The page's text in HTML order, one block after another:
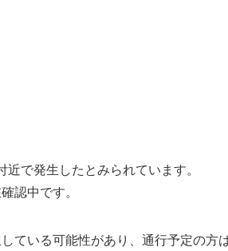
で発生したとみられています。
認中です。
ている可能性があり、通行予定の方